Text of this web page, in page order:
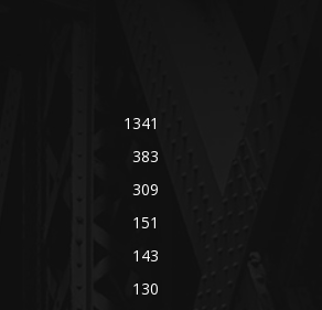
1341
383
309
151
143
130